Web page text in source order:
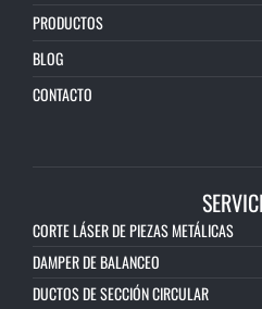
PRODUCTOS
BLOG
CONTACTO
CORTE LÁSER DE PIEZAS METÁLICAS
DAMPER DE BALANCEO
DUCTOS DE SECCIÓN CIRCULAR